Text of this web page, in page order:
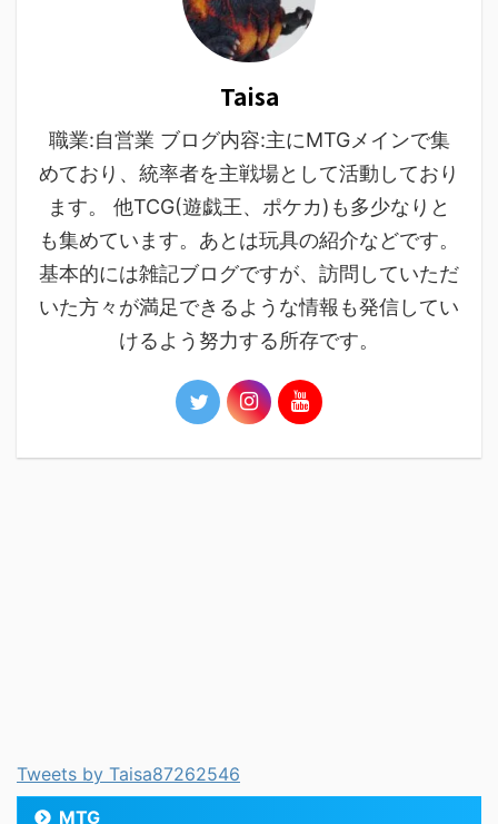
Taisa
職業:自営業 ブログ内容:主にMTGメインで集
めており、統率者を主戦場として活動しており
ます。 他TCG(遊戯王、ポケカ)も多少なりと
も集めています。あとは玩具の紹介などです。
基本的には雑記ブログですが、訪問していただ
いた方々が満足できるような情報も発信してい
けるよう努力する所存です。
Tweets by Taisa87262546
MTG